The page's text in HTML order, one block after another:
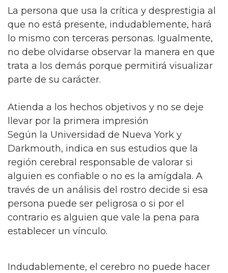
La persona que usa la crítica y desprestigia al
que no está presente, indudablemente, hará
lo mismo con terceras personas. Igualmente,
no debe olvidarse observar la manera en que
trata a los demás porque permitirá visualizar
parte de su carácter.
Atienda a los hechos objetivos y no se deje
llevar por la primera impresión
Según la Universidad de Nueva York y
Darkmouth, indica en sus estudios que la
región cerebral responsable de valorar si
alguien es confiable o no es la amígdala. A
través de un análisis del rostro decide si esa
persona puede ser peligrosa o si por el
contrario es alguien que vale la pena para
establecer un vínculo.
Indudablemente, el cerebro no puede hacer